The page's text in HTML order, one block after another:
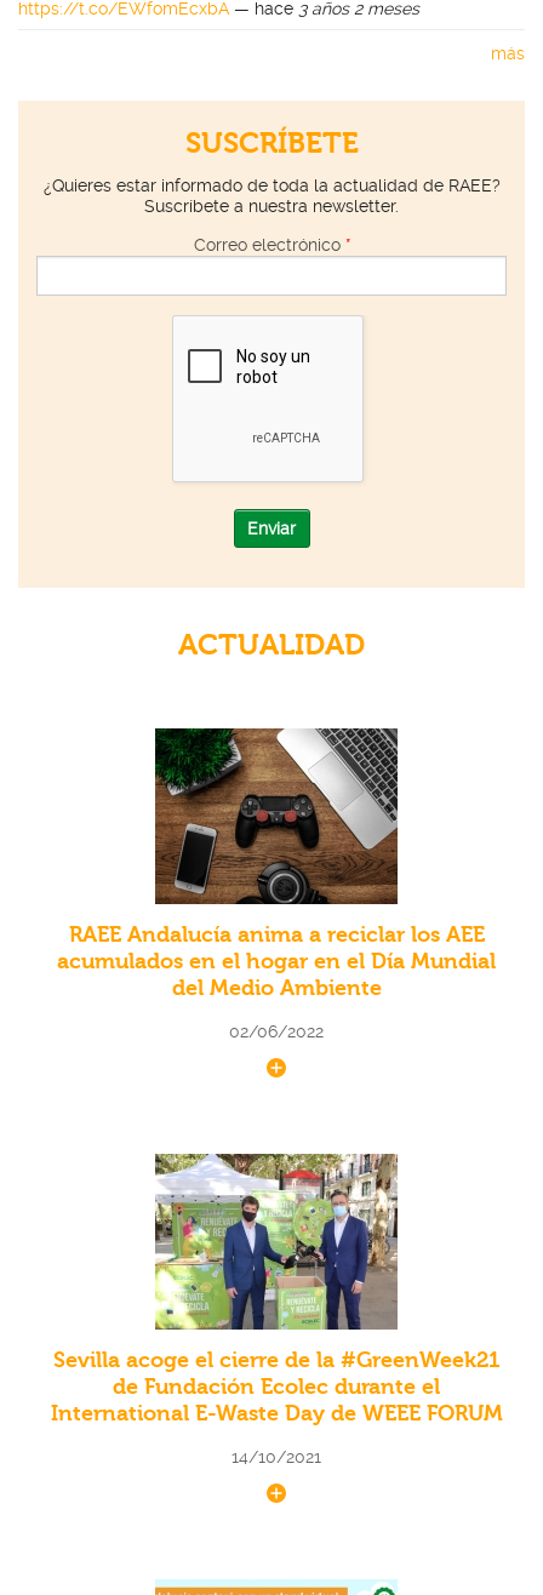
https://t.co/EWfomEcxbA — hace 3 años 2 meses
más
SUSCRÍBETE
¿Quieres estar informado de toda la actualidad de RAEE?
Suscríbete a nuestra newsletter.
Correo electrónico *
Enviar
ACTUALIDAD
RAEE Andalucía anima a reciclar los AEE
acumulados en el hogar en el Día Mundial
del Medio Ambiente
02/06/2022
Sevilla acoge el cierre de la #GreenWeek21
de Fundación Ecolec durante el
International E-Waste Day de WEEE FORUM
14/10/2021